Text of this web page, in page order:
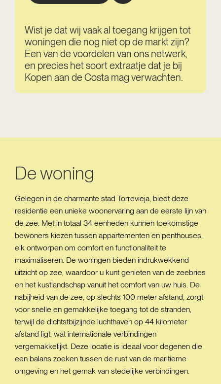
Wist je dat wij vaak al toegang krijgen tot
woningen die nog niet op de markt zijn?
Een van de voordelen van ons netwerk,
en precies het soort extraatje dat je bij
Kopen aan de Costa mag verwachten.
De woning
Gelegen in de charmante stad Torrevieja, biedt deze
residentie een unieke woonervaring aan de eerste lijn van
de zee. Met in totaal 34 eenheden kunnen toekomstige
bewoners kiezen tussen appartementen en penthouses,
elk ontworpen om comfort en functionaliteit te
maximaliseren. De woningen bieden indrukwekkend
uitzicht op zee, waardoor u kunt genieten van de zeebries
en het kustlandschap vanuit het comfort van uw huis. De
nabijheid van de zee, op slechts 100 meter afstand, zorgt
voor snelle en gemakkelijke toegang tot de stranden,
terwijl de dichtstbijzijnde luchthaven op 44 kilometer
afstand ligt, wat internationale verbindingen
vergemakkelijkt. Deze locatie is ideaal voor degenen die
een balans zoeken tussen de rust van de maritieme
omgeving en het gemak van stedelijke verbindingen.